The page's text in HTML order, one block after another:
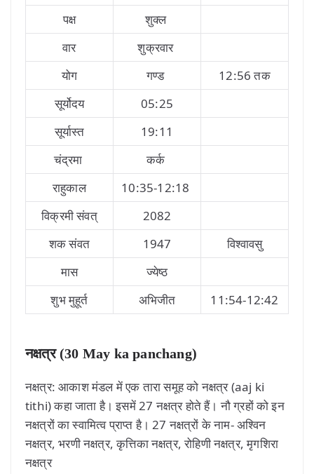
पक्ष
शुक्ल
वार
शुक्रवार
योग
गण्ड
12:56 तक
सूर्योदय
05:25
सूर्यास्त
19:11
चंद्रमा
कर्क
राहुकाल
10:35-12:18
विक्रमी संवत्
2082
शक संवत
1947
विश्वावसु
मास
ज्येष्ठ
शुभ मुहूर्त
अभिजीत 11:54-12:42
नक्षत्र (30 May ka panchang)
नक्षत्र: आकाश मंडल में एक तारा समूह को नक्षत्र (aaj ki
tithi) कहा जाता है। इसमें 27 नक्षत्र होते हैं। नौ ग्रहों को इन
नक्षत्रों का स्वामित्व प्राप्त है। 27 नक्षत्रों के नाम- अश्विन
नक्षत्र, भरणी नक्षत्र, कृत्तिका नक्षत्र, रोहिणी नक्षत्र, मृगशिरा
नक्षत्र